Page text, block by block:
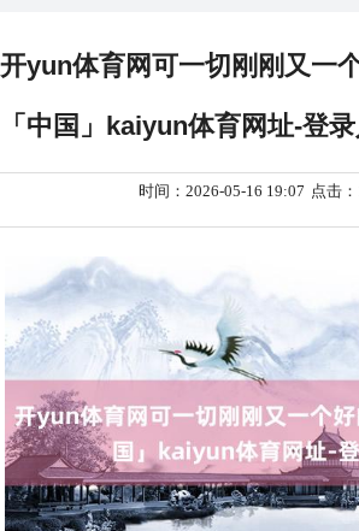
开yun体育网可一切刚刚又一
「中国」kaiyun体育网址-登
时间：2026-05-16 19:07 点击